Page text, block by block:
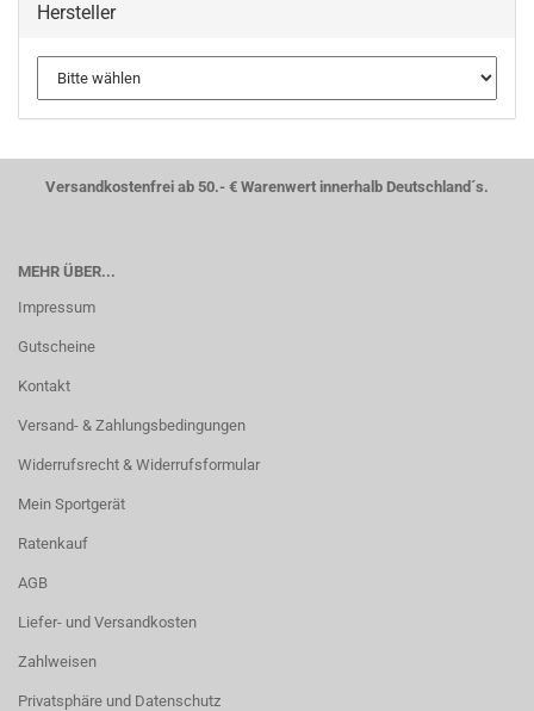
Hersteller
Versandkostenfrei ab 50.- € Warenwert innerhalb Deutschland´s.
MEHR ÜBER...
Impressum
Gutscheine
Kontakt
Versand- & Zahlungsbedingungen
Widerrufsrecht & Widerrufsformular
Mein Sportgerät
Ratenkauf
AGB
Liefer- und Versandkosten
Zahlweisen
Privatsphäre und Datenschutz